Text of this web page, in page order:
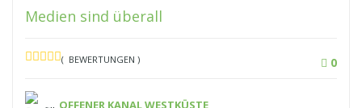
Medien sind überall
( BEWERTUNGEN ) 0
OFFENER KANAL WESTKÜSTE